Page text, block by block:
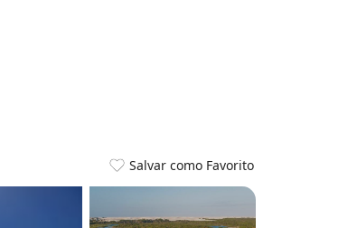
Salvar como Favorito